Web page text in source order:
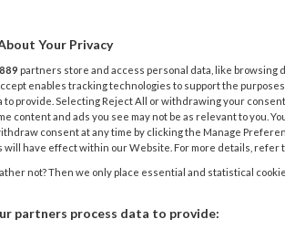
even
onder lestijd
even een klimwand
doen… IKC De Twijn in
in Nederland.
door kinderen van 0 tot 13
is trots op zijn innovatieve
Your Privacy
889 partners store and access personal data, like browsing
enables tracking technologies to support the
to provide. Selecting Reject All or withdrawing your
content and ads you see may not be as relevant to you.
consent at any time by clicking the Manage
will have effect within our Website. For more details, refer
not? Then we only place essential and statistical
partners process data to provide: